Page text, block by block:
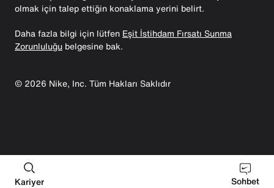
olmak için talep ettiğin konaklama yerini belirt.
Daha fazla bilgi için lütfen Eşit İstihdam Fırsatı Sunma
Zorunluluğu belgesine bak.
© 2026 Nike, Inc. Tüm Hakları Saklıdır
Kariyer Sohbet